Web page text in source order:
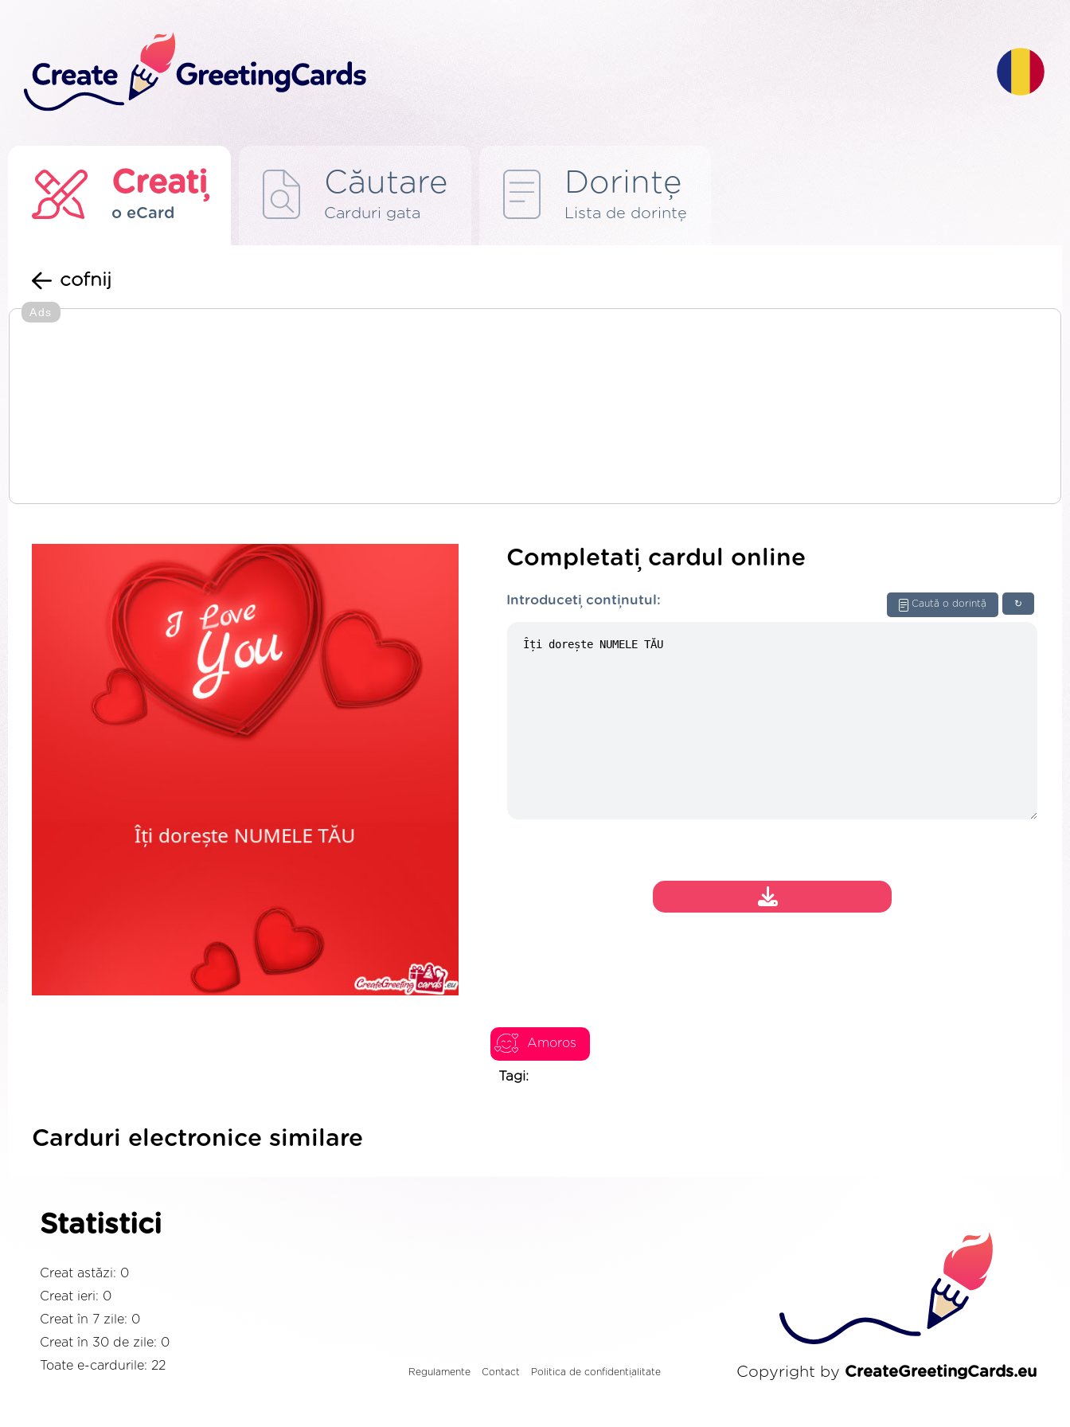
Creați
o eCard
Căutare
Carduri gata
Dorințe
Lista de dorințe
cofnij
Ads
Completați cardul online
↻
Caută o dorință
Introduceți conținutul:
Amoros
Tagi:
Carduri electronice similare
Statistici
Creat astăzi: 0
Creat ieri: 0
Creat în 7 zile: 0
Creat în 30 de zile: 0
Toate e-cardurile: 22
Regulamente Contact Politica de confidențialitate Copyright by CreateGreetingCards.eu